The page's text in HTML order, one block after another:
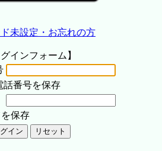
未設定・お忘れの方
グインフォーム】
話番号を保存
保存